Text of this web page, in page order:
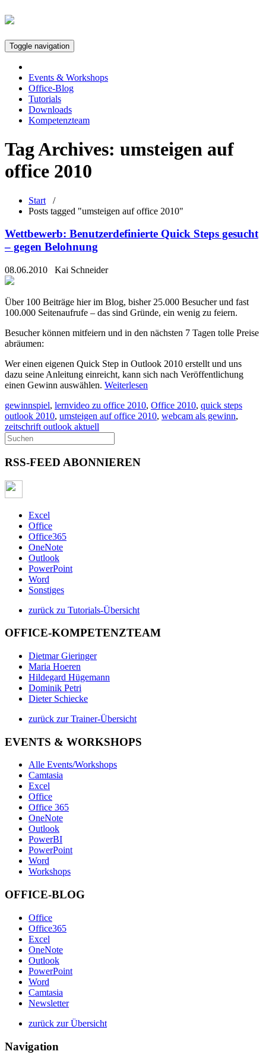
Toggle navigation
Events & Workshops
Office-Blog
Tutorials
Downloads
Kompetenzteam
Tag Archives: umsteigen auf
office 2010
Start /
Posts tagged "umsteigen auf office 2010"
Wettbewerb: Benutzerdefinierte Quick Steps gesucht
– gegen Belohnung
08.06.2010 Kai Schneider
Über 100 Beiträge hier im Blog, bisher 25.000 Besucher und fast
100.000 Seitenaufrufe – das sind Gründe, ein wenig zu feiern.
Besucher können mitfeiern und in den nächsten 7 Tagen tolle Preise
abräumen:
Wer einen eigenen Quick Step in Outlook 2010 erstellt und uns
dazu seine Anleitung einreicht, kann sich nach Veröffentlichung
einen Gewinn auswählen. Weiterlesen
gewinnspiel, lernvideo zu office 2010, Office 2010, quick steps
outlook 2010, umsteigen auf office 2010, webcam als gewinn,
zeitschrift outlook aktuell
RSS-FEED ABONNIEREN
Excel
Office
Office365
OneNote
Outlook
PowerPoint
Word
Sonstiges
zurück zu Tutorials-Übersicht
OFFICE-KOMPETENZTEAM
Dietmar Gieringer
Maria Hoeren
Hildegard Hügemann
Dominik Petri
Dieter Schiecke
zurück zur Trainer-Übersicht
EVENTS & WORKSHOPS
Alle Events/Workshops
Camtasia
Excel
Office
Office 365
OneNote
Outlook
PowerBI
PowerPoint
Word
Workshops
OFFICE-BLOG
Office
Office365
Excel
OneNote
Outlook
PowerPoint
Word
Camtasia
Newsletter
zurück zur Übersicht
Navigation